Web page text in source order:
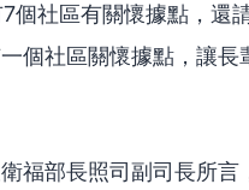
個社區有關懷據點，還
個社區關懷據點，讓長
福部長照司副司長所言